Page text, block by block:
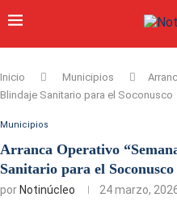
Inicio Municipios
Blindaje Sanitario para el Soconusco
Municipios
Arranca Operativo
Sanitario para el Soconusco
por Notinúcleo 24 marzo,